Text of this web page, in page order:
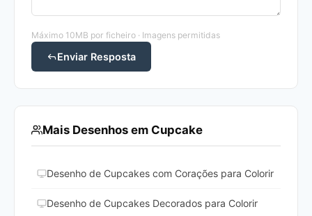
Máximo 10MB por ficheiro · Imagens permitidas
Enviar Resposta
Mais Desenhos em Cupcake
Desenho de Cupcakes com Corações para Colorir
Desenho de Cupcakes Decorados para Colorir